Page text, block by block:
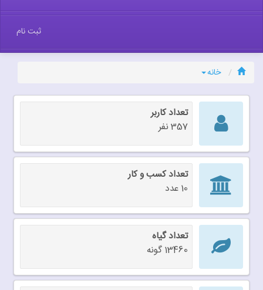
ثبت نام
خانه
تعداد کاربر
357 نفر
تعداد کسب و کار
10 عدد
تعداد گیاه
13460 گونه